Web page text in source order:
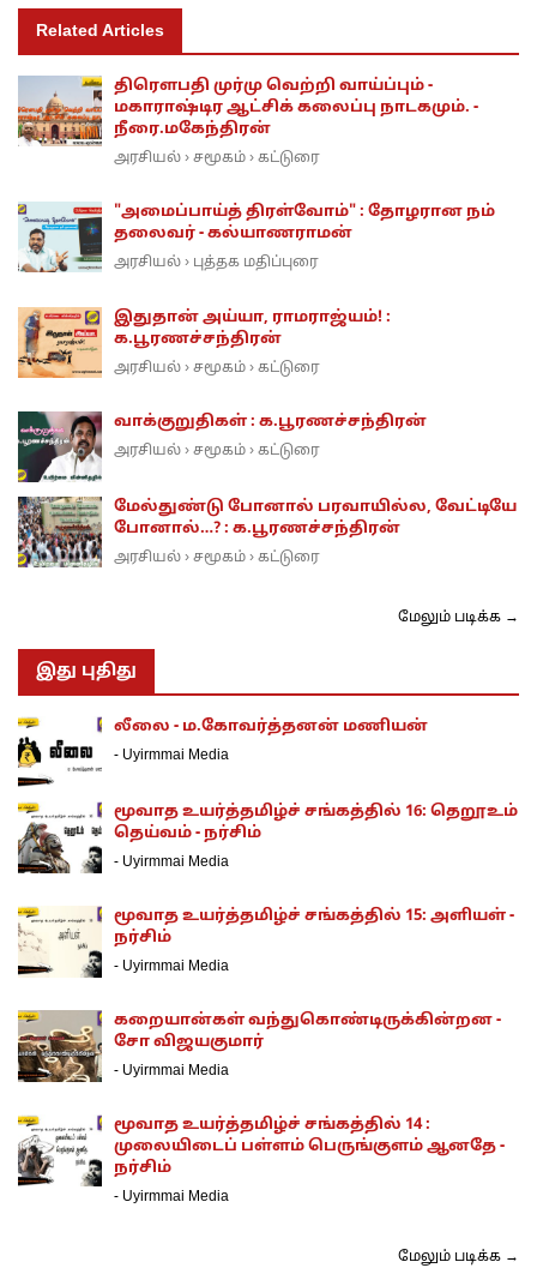
Related Articles
திரெளபதி முர்மு வெற்றி வாய்ப்பும் -
மகாராஷ்டிர ஆட்சிக் கலைப்பு நாடகமும். -
நீரை.மகேந்திரன்
அரசியல் › சமூகம் › கட்டுரை
"அமைப்பாய்த் திரள்வோம்" : தோழரான நம்
தலைவர் - கல்யாணராமன்
அரசியல் › புத்தக மதிப்புரை
இதுதான் அய்யா, ராமராஜ்யம்! :
க.பூரணச்சந்திரன்
அரசியல் › சமூகம் › கட்டுரை
வாக்குறுதிகள் : க.பூரணச்சந்திரன்
அரசியல் › சமூகம் › கட்டுரை
மேல்துண்டு போனால் பரவாயில்ல, வேட்டியே
போனால்…? : க.பூரணச்சந்திரன்
அரசியல் › சமூகம் › கட்டுரை
மேலும் படிக்க →
இது புதிது
லீலை - ம.கோவர்த்தனன் மணியன்
- Uyirmmai Media
மூவாத உயர்த்தமிழ்ச் சங்கத்தில் 16: தெறூஉம்
தெய்வம் - நர்சிம்
- Uyirmmai Media
மூவாத உயர்த்தமிழ்ச் சங்கத்தில் 15: அளியள் -
நர்சிம்
- Uyirmmai Media
கறையான்கள் வந்துகொண்டிருக்கின்றன -
சோ விஜயகுமார்
- Uyirmmai Media
மூவாத உயர்த்தமிழ்ச் சங்கத்தில் 14 :
முலையிடைப் பள்ளம் பெருங்குளம் ஆனதே -
நர்சிம்
- Uyirmmai Media
மேலும் படிக்க →